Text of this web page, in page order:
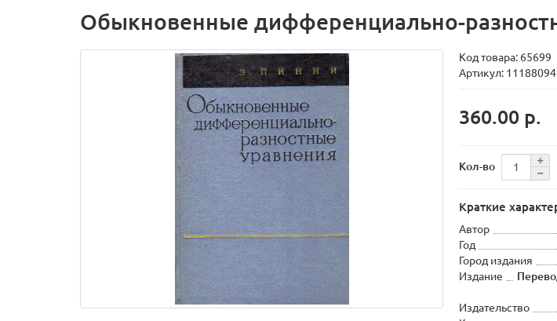
Обыкновенные дифференциально-
Код товара: 65699
Артикул: 11188094
360.00 р.
Кол-во
Краткие
Автор
Год
Город издания
Издание
Издательство